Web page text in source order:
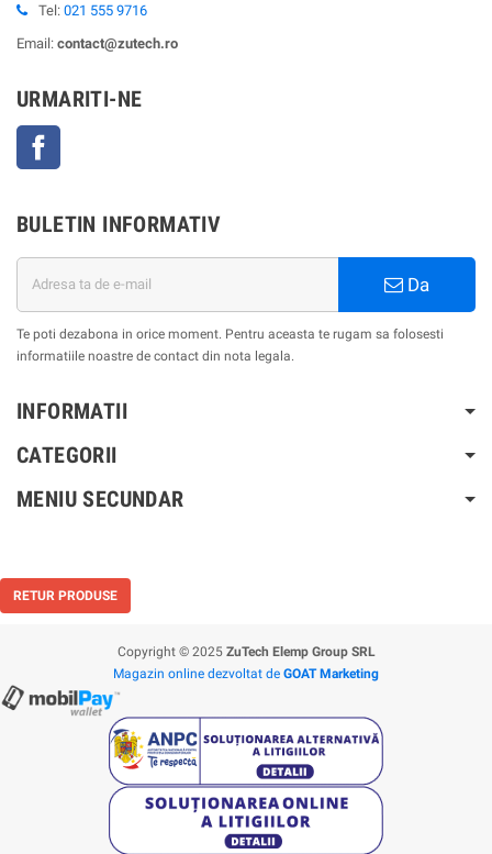
Tel: 021 555 9716
Email: contact@zutech.ro
URMARITI-NE
BULETIN INFORMATIV
Da
Te poti dezabona in orice moment. Pentru aceasta te rugam sa folosesti
informatiile noastre de contact din nota legala.
INFORMATII
CATEGORII
MENIU SECUNDAR
RETUR PRODUSE
Copyright © 2025 ZuTech Elemp Group SRL
Magazin online dezvoltat de GOAT Marketing